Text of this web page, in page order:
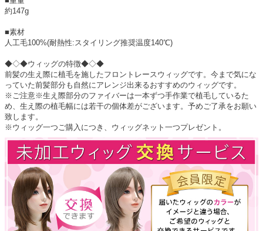
約147g
■素材
人工毛100%(耐熱性:スタイリング推奨温度140℃)
◆◇◆ウィッグの特徴◆◇◆
前髪の生え際に植毛を施したフロントレースウィッグです。今まで気にな
っていた前髪部分も自然にアレンジ出来るおすすめのウィッグです。
※ご注意※生え際部分のファイバーは一本ずつ手作業で植毛しているた
め、生え際の植毛幅には若干の個体差がございます。予めご了承をお願い
致します。
※ウィッグ一つご購入につき、ウィッグネット一つプレゼント。